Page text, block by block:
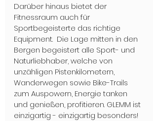
Darüber hinaus bietet der
Fitnessraum auch für
Sportbegeisterte das richtige
Equipment.  Die Lage mitten in den
Bergen begeistert alle Sport- und
Naturliebhaber, welche von
unzähligen Pistenkilometern,
Wanderwegen sowie Bike-Trails
zum Auspowern, Energie tanken
und genießen, profitieren. GLEMM ist
einzigartig - einzigartig besonders!